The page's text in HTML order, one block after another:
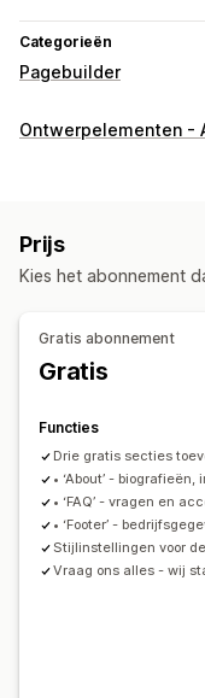
Categorieën
Pagebuilder
Soorten pagina's
Contactpagina's
Bedankpagina's
Link-in-bio-pagina
Themasecties
Pagina´s beheren
Bewerkingstool
Conceptpagina's
Globale stijlen
Fragmenten Vertaling
Mobiel responsief
Ontwerpelementen -
Prijs
Kies het abonnement
Gratis abonnement
Gratis
Functies
Drie gratis secties
• ‘About’ -
• ‘FAQ’ - vragen en
• ‘Footer’ -
Stijlinstellingen voor
Vraag ons alles - wij